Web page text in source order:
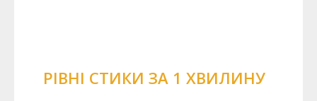
РІВНІ СТИКИ ЗА 1 ХВИЛИНУ